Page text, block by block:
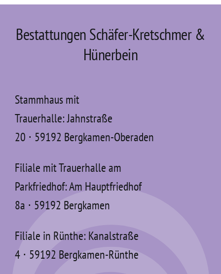
Bestattungen Schäfer-Kretschmer &
Hünerbein
Stammhaus mit
Trauerhalle: Jahnstraße
20 ⋅ 59192 Bergkamen-Oberaden
Filiale mit Trauerhalle am
Parkfriedhof: Am Hauptfriedhof
8a ⋅ 59192 Bergkamen
Filiale in Rünthe: Kanalstraße
4 ⋅ 59192 Bergkamen-Rünthe